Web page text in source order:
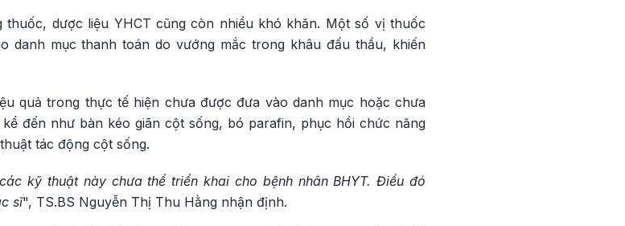
dược liệu YHCT cũng còn nhiều khó khăn. Một số vị thuốc
danh mục thanh toán do vướng mắc trong khâu đấu thầu, khiến
quả trong thực tế hiện chưa được đưa vào danh mục hoặc chưa
đến như bàn kéo giãn cột sống, bó parafin, phục hồi chức năng
tác động cột sống.
kỹ thuật này chưa thể triển khai cho bệnh nhân BHYT. Điều đó
sĩ", TS.BS Nguyễn Thị Thu Hằng nhận định.